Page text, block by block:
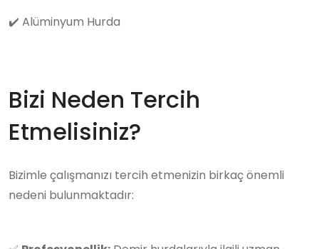
✔️ Alüminyum Hurda
Bizi Neden Tercih
Etmelisiniz?
Bizimle çalışmanızı tercih etmenizin birkaç önemli
nedeni bulunmaktadır: